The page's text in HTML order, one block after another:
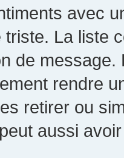
avec
triste. La liste
de
rendre
retirer ou
aussi